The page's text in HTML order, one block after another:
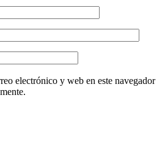
electrónico y web en este navegador